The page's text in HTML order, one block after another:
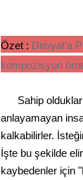
Özet : Dimyat'a
kompozisyon
Sahip oldukları
anlayamayan
kalkabilirler.
İşte bu şekilde
kaybedenler için